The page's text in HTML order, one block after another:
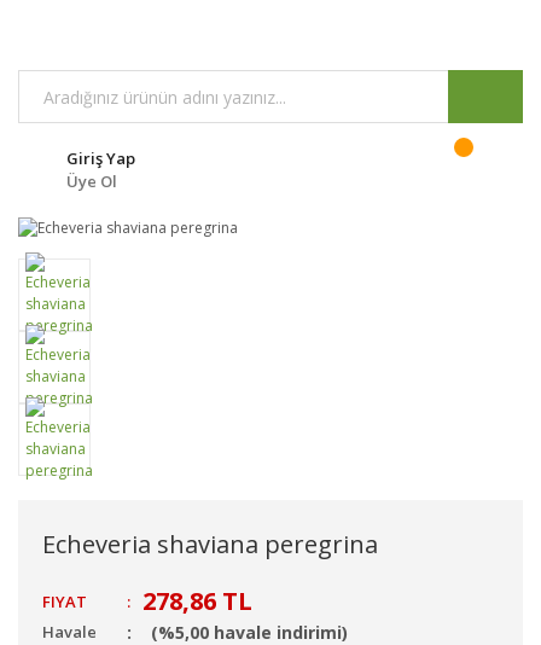
Giriş Yap
Üye Ol
Echeveria shaviana peregrina
FIYAT : 278,86 TL
Havale (%5,00 havale indirimi)